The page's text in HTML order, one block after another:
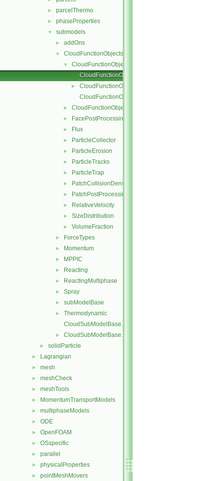
► parcelThermo
► phaseProperties
▼ submodels
► addOns
▼ CloudFunctionObjects
▼
CloudFunctionObject
CloudFunctionObject.C
►
CloudFunctionObject.H
CloudFunctionObjectNew.C
► CloudFunctionObjectList
► FacePostProcessing
► Flux
► ParticleCollector
► ParticleErosion
► ParticleTracks
► ParticleTrap
► PatchCollisionDensity
► PatchPostProcessing
► RelativeVelocity
► SizeDistribution
► VolumeFraction
► ForceTypes
► Momentum
► MPPIC
► Reacting
► ReactingMultiphase
► Spray
► subModelBase
►
Thermodynamic
CloudSubModelBase.C
► CloudSubModelBase.H
► solidParticle
► Lagrangian
► mesh
► meshCheck
► meshTools
► MomentumTransportModels
► multiphaseModels
► ODE
► OpenFOAM
► OSspecific
► parallel
► physicalProperties
► pointMeshMovers